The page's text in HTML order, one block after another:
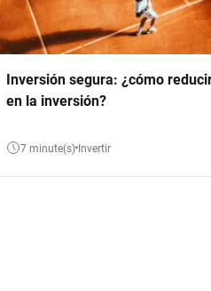
Inversión segura: ¿cómo
en la inversión?
7 minute(s) Invertir